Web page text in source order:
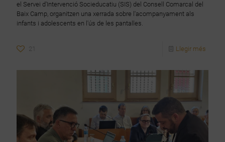
el Servei d'Intervenció Socieducatiu (SIS) del Consell Comarcal del
Baix Camp, organitzen una xerrada sobre l'acompanyament als
infants i adolescents en l'ús de les pantalles.
21 Llegir més